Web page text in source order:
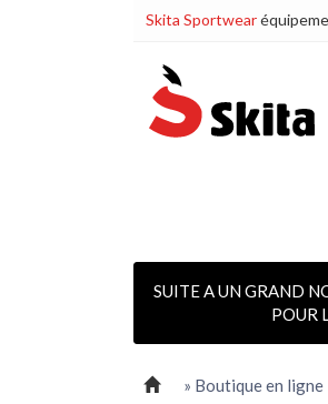
Skita Sportwear
SUITE A UN GRAND
POUR
» Boutique en ligne